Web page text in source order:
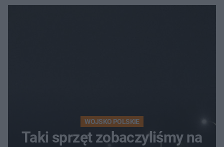
WOJSKO POLSKIE
Taki sprzęt zobaczyliśmy na